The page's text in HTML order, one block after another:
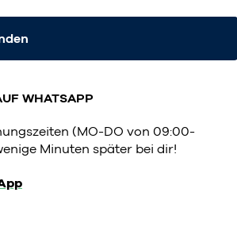
WHATSAPP
(MO-DO von 09:00-
Minuten später bei dir!